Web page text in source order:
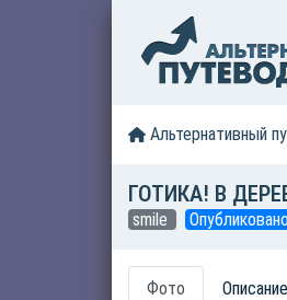
Альтернативный
ГОТИКА! В
smile
Фото Описание